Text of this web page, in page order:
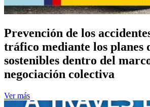
Prevención de los
tráfico mediante los planes
sostenibles dentro del
negociación colectiva
Ver más